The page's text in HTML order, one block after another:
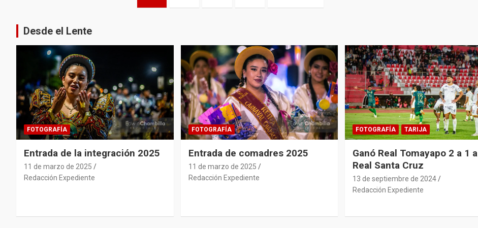
entradas
Desde el Lente
FOTOGRAFÍA
Entrada de la integración 2025
11 de marzo de 2025
Redacción Expediente
FOTOGRAFÍA
Entrada de comadres 2025
11 de marzo de 2025
Redacción Expediente
FOTOGRAFÍA TARIJA
Ganó Real Tomayapo 2 a 1 a
Real Santa Cruz
13 de septiembre de 2024
Redacción Expediente